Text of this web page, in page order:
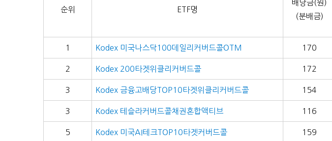
순위 ETF명
배당금(원)
(분배금)
1 Kodex 미국나스닥100데일리커버드콜OTM 170
2 Kodex 200타겟위클리커버드콜 172
3 Kodex 금융고배당TOP10타겟위클리커버드콜 154
3 Kodex 테슬라커버드콜채권혼합액티브 116
5 Kodex 미국AI테크TOP10타겟커버드콜 159